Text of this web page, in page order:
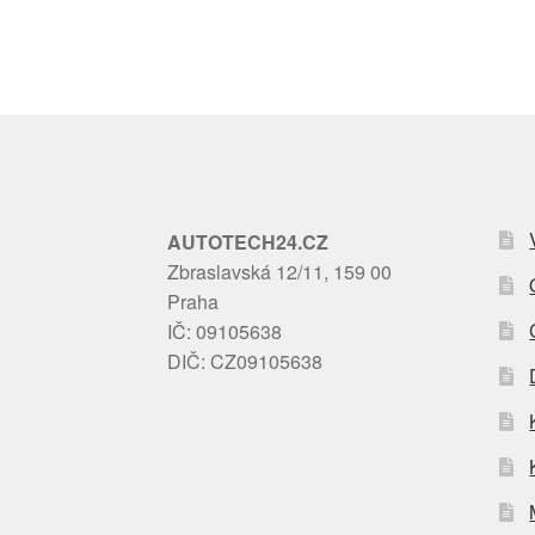
AUTOTECH24.CZ
Zbraslavská 12/11, 159 00
Praha
IČ: 09105638
DIČ: CZ09105638